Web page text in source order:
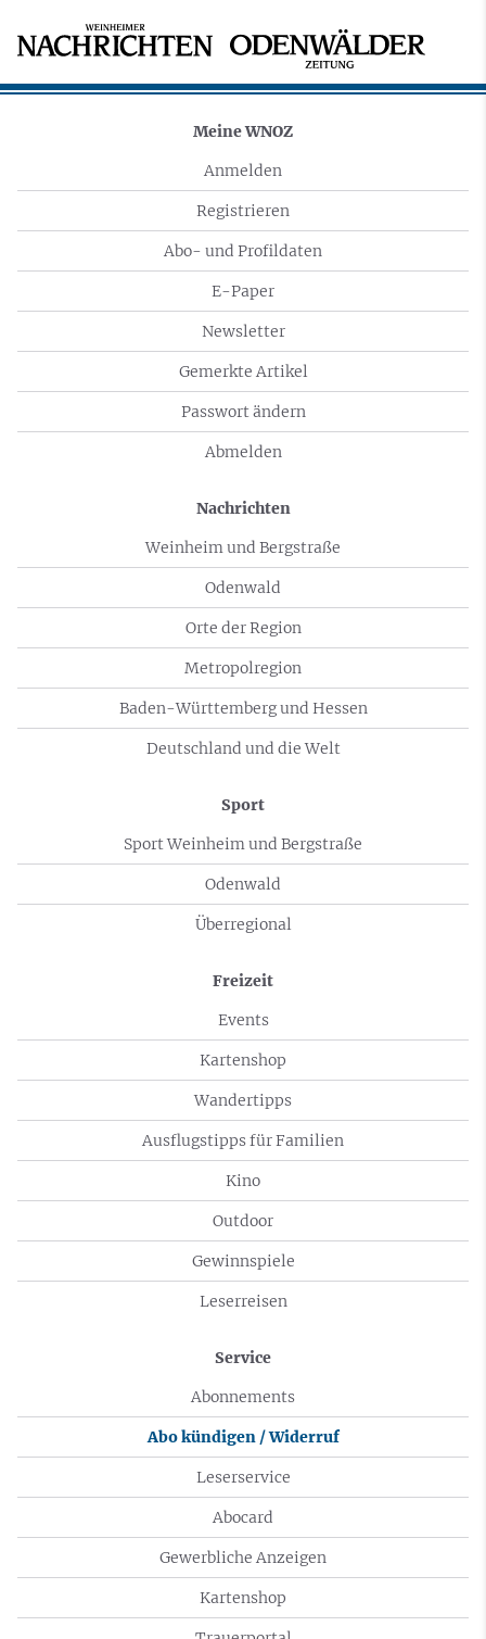
Meine WNOZ
Anmelden
Registrieren
Abo- und Profildaten
E-Paper
Newsletter
Gemerkte Artikel
Passwort ändern
Abmelden
Nachrichten
Weinheim und Bergstraße
Odenwald
Orte der Region
Metropolregion
Baden-Württemberg und Hessen
Deutschland und die Welt
Sport
Sport Weinheim und Bergstraße
Odenwald
Überregional
Freizeit
Events
Kartenshop
Wandertipps
Ausflugstipps für Familien
Kino
Outdoor
Gewinnspiele
Leserreisen
Service
Abonnements
Abo kündigen / Widerruf
Leserservice
Abocard
Gewerbliche Anzeigen
Kartenshop